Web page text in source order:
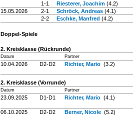
1-1
Riesterer, Joachim (4.2)
15.05.2026
2-1 Schröck, Andreas (4.1)
2-2
Eschke, Manfred (4.2)
Doppel-Spiele
2. Kreisklasse (Rückrunde)
Datum Partner
10.04.2026 D2-D2 Richter, Mario (3.2)
2. Kreisklasse (Vorrunde)
Datum Partner
23.09.2025 D1-D1 Richter, Mario (4.1)
06.10.2025 D2-D2 Berner, Nicole (5.2)